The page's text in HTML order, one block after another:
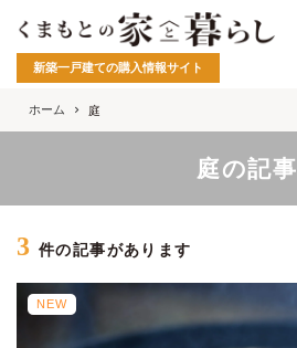
新築一戸建ての購入情報サイト
ホーム 庭
庭の記事
3 件の記事があります
NEW